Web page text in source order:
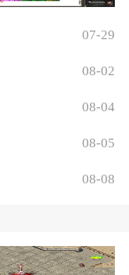
07-29
08-02
08-04
08-05
08-08